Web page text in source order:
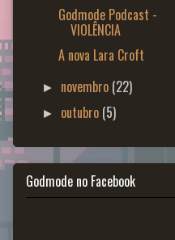
Godmode Podcast -
VIOLÊNCIA
A nova Lara Croft
► novembro (22)
► outubro (5)
Godmode no Facebook